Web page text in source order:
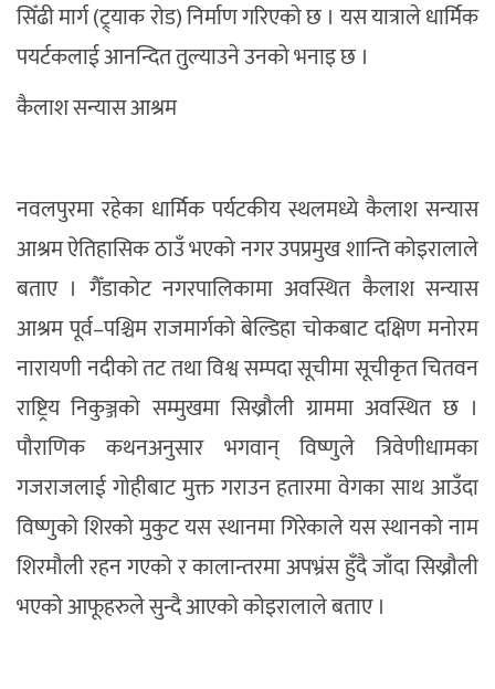
सिँढी मार्ग (ट्र्याक रोड) निर्माण गरिएको छ । यस यात्राले धार्मिक
पयर्टकलाई आनन्दित तुल्याउने उनको भनाइ छ ।
कैलाश सन्यास आश्रम
नवलपुरमा रहेका धार्मिक पर्यटकीय स्थलमध्ये कैलाश सन्यास
आश्रम ऐतिहासिक ठाउँ भएको नगर उपप्रमुख शान्ति कोइरालाले
बताए । गैँडाकोट नगरपालिकामा अवस्थित कैलाश सन्यास
आश्रम पूर्व–पश्चिम राजमार्गको बेल्डिहा चोकबाट दक्षिण मनोरम
नारायणी नदीको तट तथा विश्व सम्पदा सूचीमा सूचीकृत चितवन
राष्ट्रिय निकुञ्जको सम्मुखमा सिख्रौली ग्राममा अवस्थित छ ।
पौराणिक कथनअनुसार भगवान् विष्णुले त्रिवेणीधामका
गजराजलाई गोहीबाट मुक्त गराउन हतारमा वेगका साथ आउँदा
विष्णुको शिरको मुकुट यस स्थानमा गिरेकाले यस स्थानको नाम
शिरमौली रहन गएको र कालान्तरमा अपभ्रंस हुँदै जाँदा सिख्रौली
भएको आफूहरुले सुन्दै आएको कोइरालाले बताए ।